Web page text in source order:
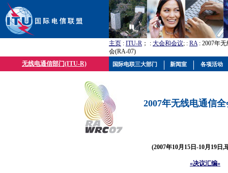
主页 : ITU-R ； : 大会和会议; : RA: 2007年
会(RA-07)
无线电通信部门(ITU-R)
2007年无线电通信
(2007年10月15日-10月19日,
«决议汇编»
国际电联三大部门 新闻室 各项活动